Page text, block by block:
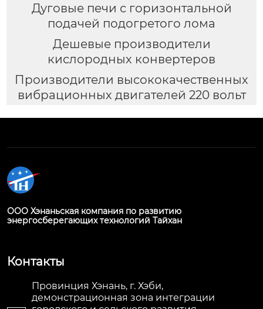
Дуговые печи с горизонтальной
подачей подогретого лома
Дешевые производители
кислородных конвертеров
Производители высококачественных
вибрационных двигателей 220 вольт
ООО Хэнаньская компания по развитию
энергосберегающих технологий Тайхан
Контакты
Провинция Хэнань, г. Хэби,
демонстрационная зона интеграции